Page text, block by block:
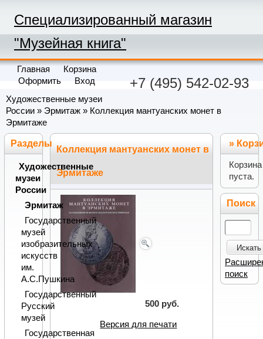
Специализированный магазин
"Музейная книга"
+7 (495) 542-02-93
Главная
Корзина
Оформить
Вход
Художественные музеи
России » Эрмитаж » Коллекция мантуанских монет в
Эрмитаже
Коллекция мантуанских монет в
Эрмитаже
500 руб.
Версия для печати
Разделы
Художественные
музеи
России
Эрмитаж
Государственный
музей
изобразительных
искусств
им.
А.С.Пушкина
Государственный
Русский
музей
Государственная
»
Корзина
пуста.
Поиск
Искать
поиск